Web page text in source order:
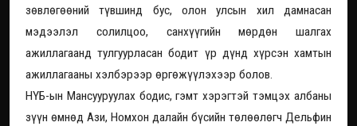
зөвлөгөөний түвшинд бус, олон улсын хил дамнасан
мэдээлэл солилцоо, санхүүгийн мөрдөн шалгах
ажиллагаанд тулгуурласан бодит үр дүнд хүрсэн хамтын
ажиллагааны хэлбэрээр өргөжүүлэхээр болов.
НҮБ-ын Мансууруулах бодис, гэмт хэрэгтэй тэмцэх албаны
зүүн өмнөд Ази, Номхон далайн бүсийн төлөөлөгч Дельфин